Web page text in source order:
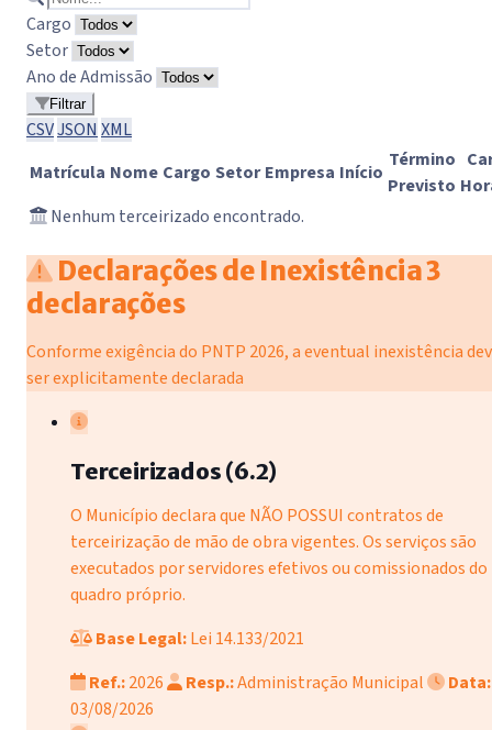
Cargo
Setor
Ano de Admissão
Filtrar
CSVJSON XML
Matrícula Nome Cargo Setor Empresa Início
Término
Previsto
Nenhum terceirizado encontrado.
Declarações de Inexistência3
declarações
Conforme exigência do PNTP 2026, a eventual inexistência
ser explicitamente declarada
Terceirizados (6.2)
O Município declara que NÃO POSSUI contratos de
terceirização de mão de obra vigentes. Os serviços são
executados por servidores efetivos ou comissionados do
quadro próprio.
Base Legal:Lei 14.133/2021
Ref.:2026 Resp.:Administração Municipal
Data:
03/08/2026